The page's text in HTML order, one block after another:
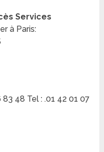
Services
à Paris:
48 Tel : .01 42 01 07